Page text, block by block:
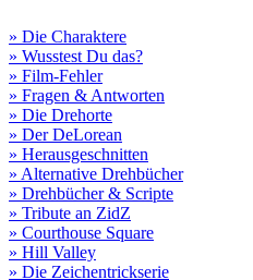
» Die Charaktere
» Wusstest Du das?
» Film-Fehler
» Fragen & Antworten
» Die Drehorte
» Der DeLorean
» Herausgeschnitten
» Alternative Drehbücher
» Drehbücher & Scripte
» Tribute an ZidZ
» Courthouse Square
» Hill Valley
» Die Zeichentrickserie